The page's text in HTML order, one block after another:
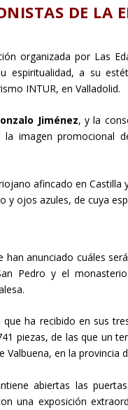
DE LA
organizada por Las
espiritualidad, a su
INTUR, en Valladolid.
Jiménez, y la
imagen promocional
afincado en Castilla
y ojos azules, de cuya
anunciado cuáles
Pedro y el
ha recibido en sus
piezas, de las que un
en la provincia
abiertas las
una exposición